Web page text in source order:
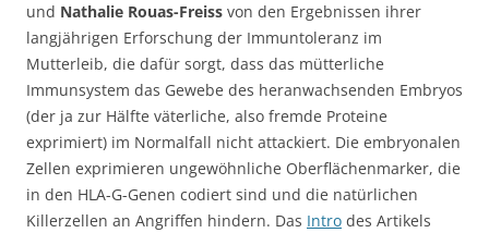
und Nathalie Rouas-Freiss von den Ergebnissen ihrer
langjährigen Erforschung der Immuntoleranz im
Mutterleib, die dafür sorgt, dass das mütterliche
Immunsystem das Gewebe des heranwachsenden Embryos
(der ja zur Hälfte väterliche, also fremde Proteine
exprimiert) im Normalfall nicht attackiert. Die embryonalen
Zellen exprimieren ungewöhnliche Oberflächenmarker, die
in den HLA-G-Genen codiert sind und die natürlichen
Killerzellen an Angriffen hindern. Das Intro des Artikels